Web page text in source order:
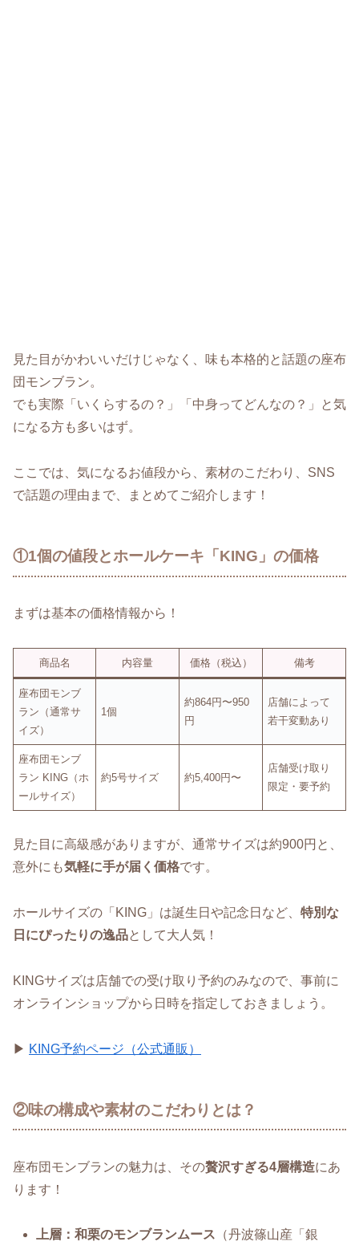
見た目がかわいいだけじゃなく、味も本格的と話題の座布
団モンブラン。
でも実際「いくらするの？」「中身ってどんなの？」と気
になる方も多いはず。
ここでは、気になるお値段から、素材のこだわり、SNS
で話題の理由まで、まとめてご紹介します！
①1個の値段とホールケーキ「KING」の価格
まずは基本の価格情報から！
商品名 内容量 価格（税込） 備考
座布団モンブ
ラン（通常サ
イズ）
1個
約864円〜950
円
店舗によって
若干変動あり
座布団モンブ
ラン KING（ホ
ールサイズ）
約5号サイズ 約5,400円〜
店舗受け取り
限定・要予約
見た目に高級感がありますが、通常サイズは約900円と、
意外にも気軽に手が届く価格です。
ホールサイズの「KING」は誕生日や記念日など、 特別な
日にぴったりの逸品として大人気！
KINGサイズは店舗での受け取り予約のみなので、事前に
オンラインショップから日時を指定しておきましょう。
▶ KING予約ページ（公式通販）
②味の構成や素材のこだわりとは？
座布団モンブランの魅力は、その贅沢すぎる4層構造にあ
ります！
上層：和栗のモンブランムース （丹波篠山産「銀